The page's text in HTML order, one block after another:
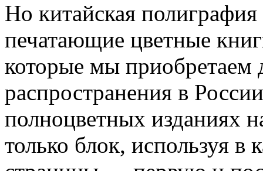
Но китайская
печатающие цветные
которые мы приобретаем
распространения в
полноцветных изданиях
только блок, используя в